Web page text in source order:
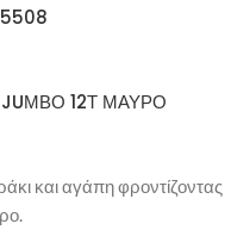
12Τ ΜΑΥΡΟ
και αγάπη φροντίζοντας